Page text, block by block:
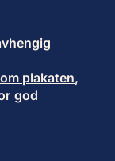
plakaten,
god